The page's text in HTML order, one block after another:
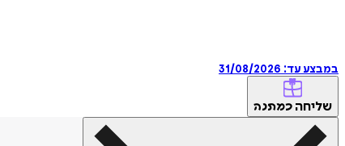
במבצע עד: 31/08/2026
שליחה כמתנה